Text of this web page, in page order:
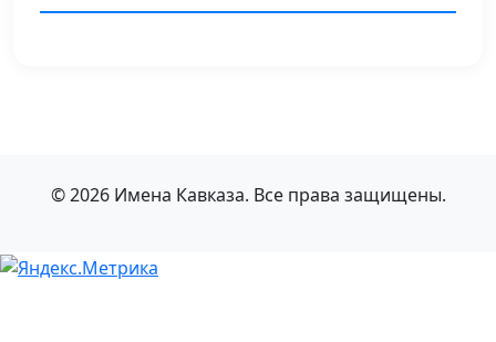
© 2026 Имена Кавказа. Все права защищены.